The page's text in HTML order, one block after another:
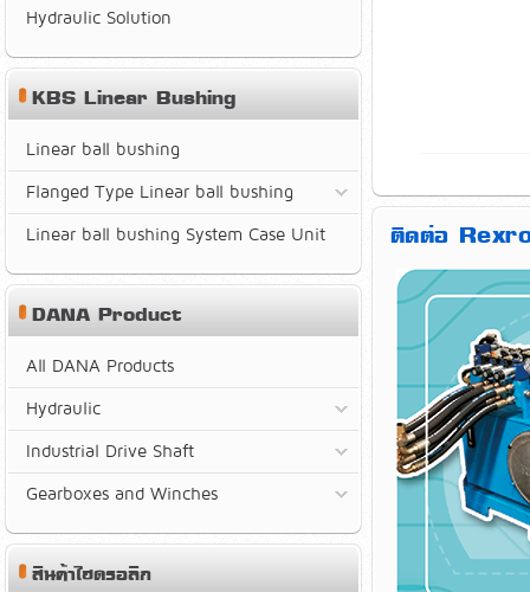
ติดต่อ
Hydraulic Solution
KBS Linear Bushing
Linear ball bushing
Flanged Type Linear ball bushing
Linear ball bushing System Case Unit
DANA Product
All DANA Products
Hydraulic
Industrial Drive Shaft
Gearboxes and Winches
สินค้าไฮดรอลิก